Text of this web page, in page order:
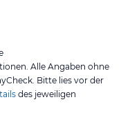
Alle Angaben ohne
Bitte lies vor der
des jeweiligen